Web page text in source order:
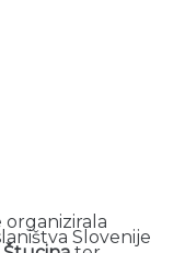
organizirala
Slovenije